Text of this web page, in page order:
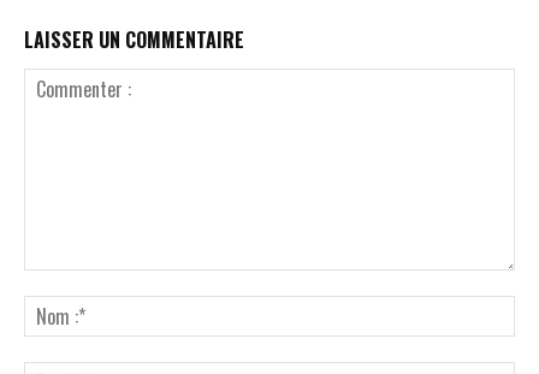
LAISSER UN COMMENTAIRE
:*